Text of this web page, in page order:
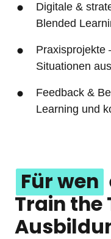
Digitale &
Blended
Praxisprojekte
Situationen
Feedback &
Learning und
Für wen
Train the